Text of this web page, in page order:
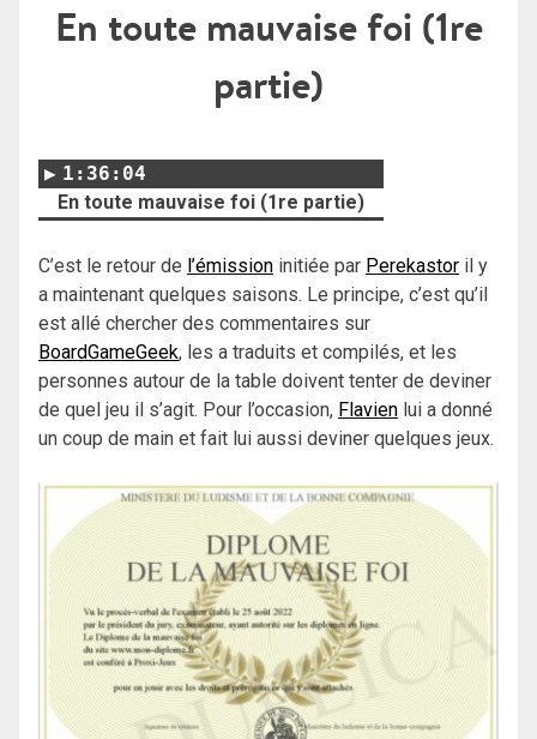
En toute mauvaise foi (1re
partie)
1:36:04
En toute mauvaise foi (1re partie)
C’est le retour de l’émission initiée par Perekastor il y
a maintenant quelques saisons. Le principe, c’est qu’il
est allé chercher des commentaires sur
BoardGameGeek, les a traduits et compilés, et les
personnes autour de la table doivent tenter de deviner
de quel jeu il s’agit. Pour l’occasion, Flavien lui a donné
un coup de main et fait lui aussi deviner quelques jeux.